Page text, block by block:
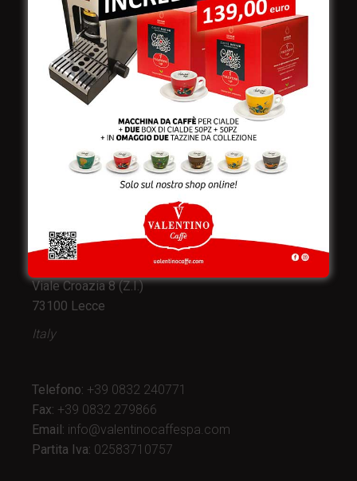
e produzione:
Viale Croazia 8 (Z.I.)
73100 Lecce
Italy
Telefono: +39 0832 240771
Fax: +39 0832 279866
Email: info@valentinocaffespa.com
Partita Iva: 02583710757